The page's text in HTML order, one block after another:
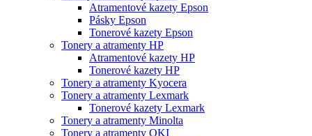
Atramentové kazety Epson
Pásky Epson
Tonerové kazety Epson
Tonery a atramenty HP
Atramentové kazety HP
Tonerové kazety HP
Tonery a atramenty Kyocera
Tonery a atramenty Lexmark
Tonerové kazety Lexmark
Tonery a atramenty Minolta
Tonery a atramenty OKI